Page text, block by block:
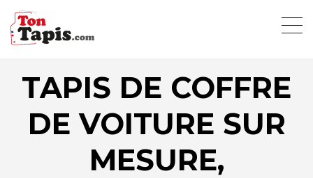
TAPIS DE COFFRE
DE VOITURE SUR
MESURE,